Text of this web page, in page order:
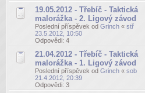
19.05.2012 - Třebíč - Taktická
malorážka - 2. Ligový závod
Poslední příspěvek od Grinch « stř
23.5.2012, 10:50
Odpovědi: 4
21.04.2012 - Třebíč - Taktická
malorážka - 1. Ligový závod
Poslední příspěvek od Grinch « sob
21.4.2012, 20:39
Odpovědi: 3